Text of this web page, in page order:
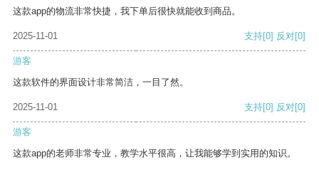
这款app的物流非常快捷，我下单后很快就能收到商品。
2025-11-01 支持[0] 反对[0]
游客
这款软件的界面设计非常简洁，一目了然。
2025-11-01 支持[0] 反对[0]
游客
这款app的老师非常专业，教学水平很高，让我能够学到实用的知识。